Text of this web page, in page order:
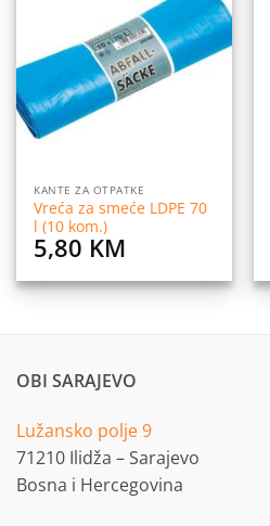
Dodaj
na
listu
želja
KANTE ZA OTPATKE
Vreća za smeće LDPE 70
l (10 kom.)
5,80 KM
OBI SARAJEVO
Lužansko polje 9
71210 Ilidža – Sarajevo
Bosna i Hercegovina